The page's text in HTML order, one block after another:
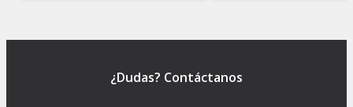
¿Dudas? Contáctanos